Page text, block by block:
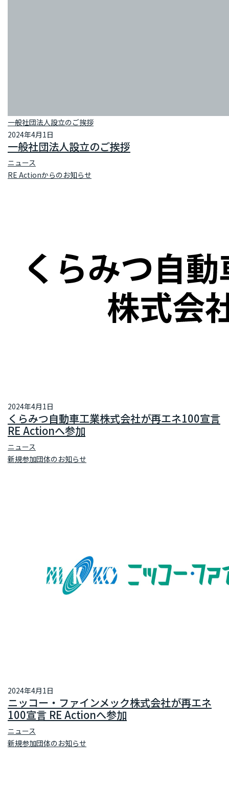
一般社団法人設立のご挨拶
2024年4月1日
一般社団法人設立のご挨拶
ニュース
RE Actionからのお知らせ
2024年4月1日
くらみつ自動車工業株式会社が再エネ100宣言
RE Actionへ参加
ニュース
新規参加団体のお知らせ
2024年4月1日
ニッコー・ファインメック株式会社が再エネ
100宣言 RE Actionへ参加
ニュース
新規参加団体のお知らせ